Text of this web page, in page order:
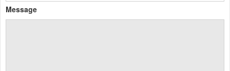
Message